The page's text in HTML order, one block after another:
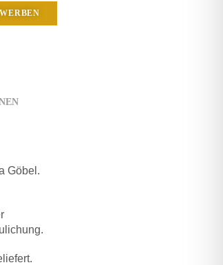
Göbel.